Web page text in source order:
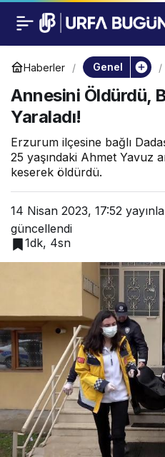
Haberler Genel
Annesini Öldürdü,
Yaraladı!
Erzurum ilçesine bağlı
25 yaşındaki Ahmet Yavuz
keserek öldürdü.
14 Nisan 2023, 17:52
güncellendi
1dk, 4sn
Annesini Öldürdü,
Babasını İse Ağır
Yaraladı!